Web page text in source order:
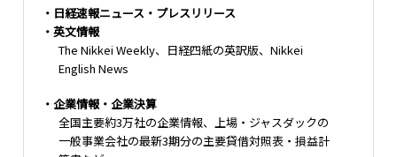
・日経速報ニュース・プレスリリース
・英文情報
The Nikkei Weekly、日経四紙の英訳版、Nikkei
English News
・企業情報・企業決算
全国主要約3万社の企業情報、上場・ジャスダックの
一般事業会社の最新3期分の主要貸借対照表・損益計